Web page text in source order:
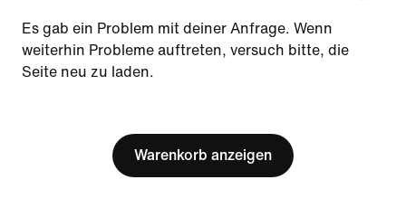
Update your location?
Belgien
Es gab ein Problem mit deiner Anfrage. Wenn
weiterhin Probleme auftreten, versuch bitte, die
Seite neu zu laden.
Warenkorb anzeigen
Nutzungsbedingungen
Verkaufsbedingungen
Impressum